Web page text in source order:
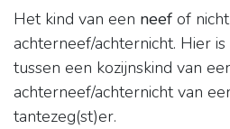
Het kind van een neef of
achterneef/achternicht. Hier
tussen een kozijnskind van
achterneef/achternicht van
tantezeg(st)er.